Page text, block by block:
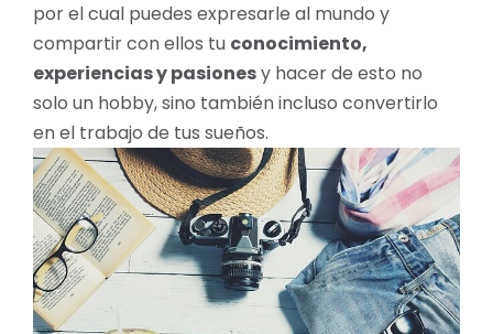
por el cual puedes expresarle al mundo y
compartir con ellos tu conocimiento,
experiencias y pasionesy hacer de esto no
solo un hobby, sino también incluso convertirlo
en el trabajo de tus sueños.